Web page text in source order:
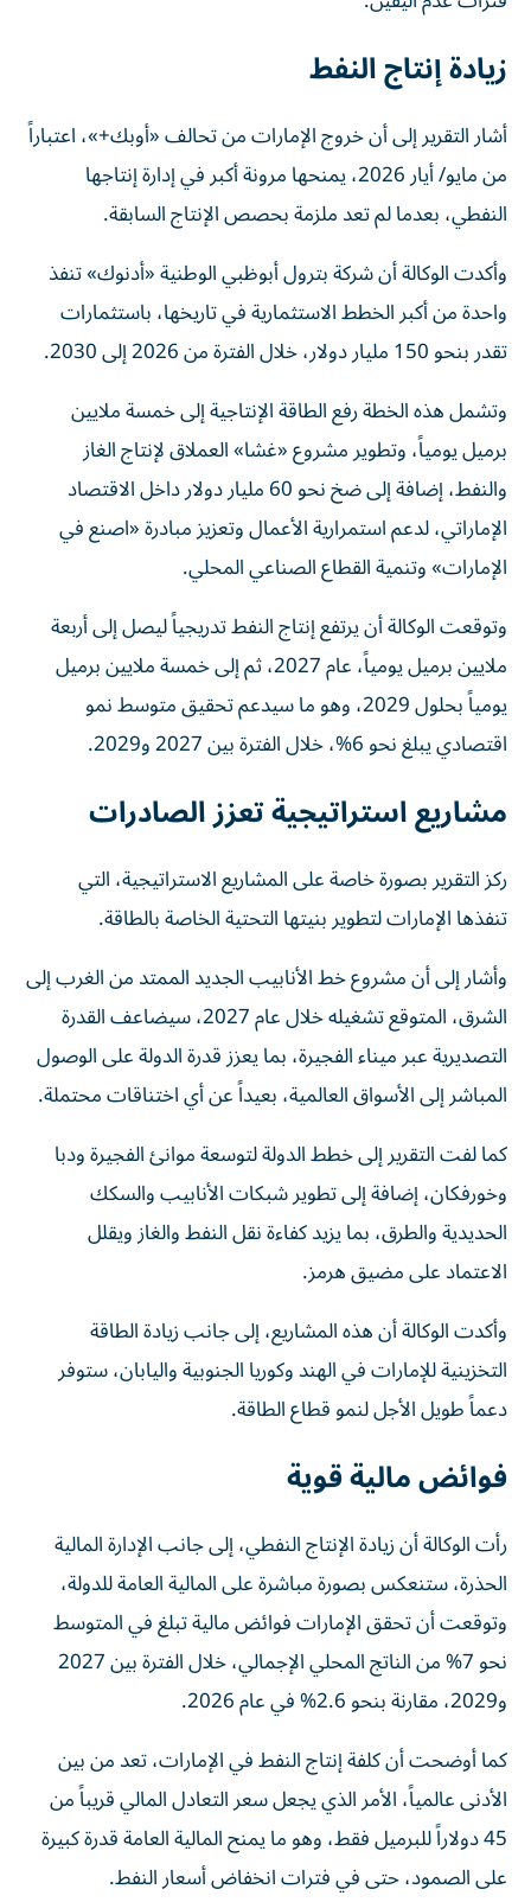
زيادة إنتاج النفط
أشار التقرير إلى أن خروج الإمارات من تحالف «أوبك+»، اعتباراً
من مايو/ أيار 2026، يمنحها مرونة أكبر في إدارة إنتاجها
النفطي، بعدما لم تعد ملزمة بحصص الإنتاج السابقة.
وأكدت الوكالة أن شركة بترول أبوظبي الوطنية «أدنوك» تنفذ
واحدة من أكبر الخطط الاستثمارية في تاريخها، باستثمارات
تقدر بنحو 150 مليار دولار، خلال الفترة من 2026 إلى 2030.
وتشمل هذه الخطة رفع الطاقة الإنتاجية إلى خمسة ملايين
برميل يومياً، وتطوير مشروع «غشا» العملاق لإنتاج الغاز
والنفط، إضافة إلى ضخ نحو 60 مليار دولار داخل الاقتصاد
الإماراتي، لدعم استمرارية الأعمال وتعزيز مبادرة «اصنع في
الإمارات» وتنمية القطاع الصناعي المحلي.
وتوقعت الوكالة أن يرتفع إنتاج النفط تدريجياً ليصل إلى أربعة
ملايين برميل يومياً، عام 2027، ثم إلى خمسة ملايين برميل
يومياً بحلول 2029، وهو ما سيدعم تحقيق متوسط نمو
اقتصادي يبلغ نحو 6%، خلال الفترة بين 2027 و2029.
مشاريع استراتيجية تعزز الصادرات
ركز التقرير بصورة خاصة على المشاريع الاستراتيجية، التي
تنفذها الإمارات لتطوير بنيتها التحتية الخاصة بالطاقة.
وأشار إلى أن مشروع خط الأنابيب الجديد الممتد من الغرب إلى
الشرق، المتوقع تشغيله خلال عام 2027، سيضاعف القدرة
التصديرية عبر ميناء الفجيرة، بما يعزز قدرة الدولة على الوصول
المباشر إلى الأسواق العالمية، بعيداً عن أي اختناقات محتملة.
كما لفت التقرير إلى خطط الدولة لتوسعة موانئ الفجيرة ودبا
وخورفكان، إضافة إلى تطوير شبكات الأنابيب والسكك
الحديدية والطرق، بما يزيد كفاءة نقل النفط والغاز ويقلل
الاعتماد على مضيق هرمز.
وأكدت الوكالة أن هذه المشاريع، إلى جانب زيادة الطاقة
التخزينية للإمارات في الهند وكوريا الجنوبية واليابان، ستوفر
دعماً طويل الأجل لنمو قطاع الطاقة.
فوائض مالية قوية
رأت الوكالة أن زيادة الإنتاج النفطي، إلى جانب الإدارة المالية
الحذرة، ستنعكس بصورة مباشرة على المالية العامة للدولة،
وتوقعت أن تحقق الإمارات فوائض مالية تبلغ في المتوسط
نحو 7% من الناتج المحلي الإجمالي، خلال الفترة بين 2027
و2029، مقارنة بنحو 2.6% في عام 2026.
كما أوضحت أن كلفة إنتاج النفط في الإمارات، تعد من بين
الأدنى عالمياً، الأمر الذي يجعل سعر التعادل المالي قريباً من
45 دولاراً للبرميل فقط، وهو ما يمنح المالية العامة قدرة كبيرة
على الصمود، حتى في فترات انخفاض أسعار النفط.